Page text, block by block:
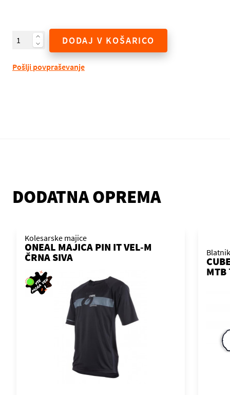
DODAJ V KOŠARICO
Pošlji povpraševanje
DODATNA OPREMA
Kolesarske majice
ONEAL MAJICA PIN IT VEL-M
ČRNA SIVA
MTB